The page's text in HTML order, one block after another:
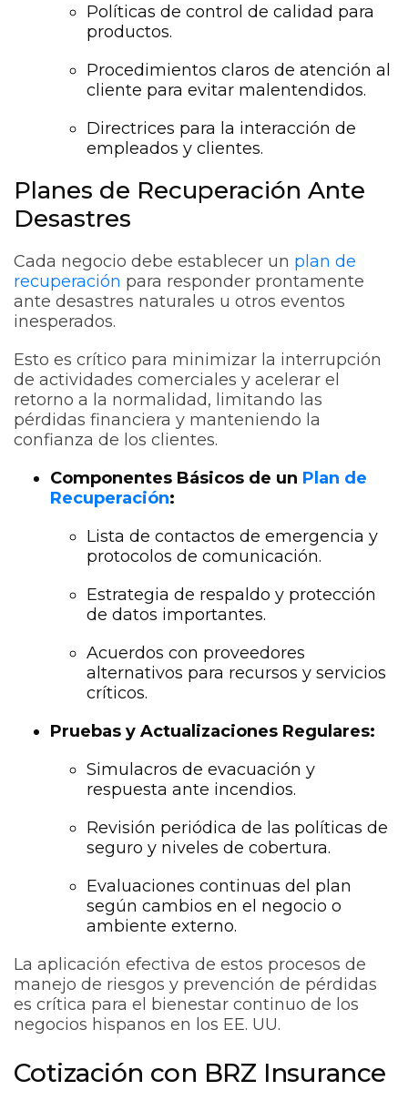
Políticas de control de calidad para
productos.
Procedimientos claros de atención al
cliente para evitar malentendidos.
Directrices para la interacción de
empleados y clientes.
Planes de Recuperación Ante
Desastres
Cada negocio debe establecer un plan de
recuperación para responder prontamente
ante desastres naturales u otros eventos
inesperados.
Esto es crítico para minimizar la interrupción
de actividades comerciales y acelerar el
retorno a la normalidad, limitando las
pérdidas financiera y manteniendo la
confianza de los clientes.
Componentes Básicos de un Plan de
Recuperación:
Lista de contactos de emergencia y
protocolos de comunicación.
Estrategia de respaldo y protección
de datos importantes.
Acuerdos con proveedores
alternativos para recursos y servicios
críticos.
Pruebas y Actualizaciones Regulares:
Simulacros de evacuación y
respuesta ante incendios.
Revisión periódica de las políticas de
seguro y niveles de cobertura.
Evaluaciones continuas del plan
según cambios en el negocio o
ambiente externo.
La aplicación efectiva de estos procesos de
manejo de riesgos y prevención de pérdidas
es crítica para el bienestar continuo de los
negocios hispanos en los EE. UU.
Cotización con BRZ Insurance